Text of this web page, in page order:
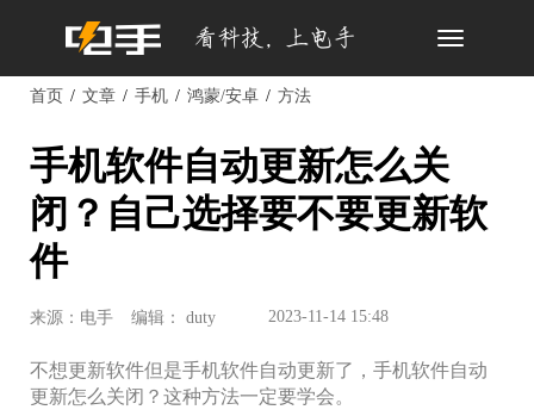
Toggle
首页 文章 手机 鸿蒙/安卓 方法
手机软件自动更新怎么关
闭？自己选择要不要更新软
件
来源：电手 编辑： duty 2023-11-14 15:48
不想更新软件但是手机软件自动更新了，手机软件自动
更新怎么关闭？这种方法一定要学会。